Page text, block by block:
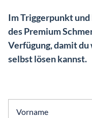
Im Triggerpunkt und
des Premium
Verfügung, damit
selbst lösen kannst.